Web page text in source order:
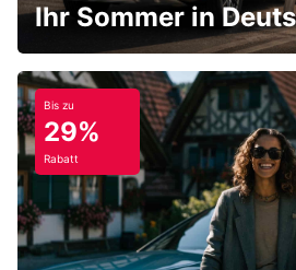
Ihr Sommer in
Bis zu
29%
Rabatt